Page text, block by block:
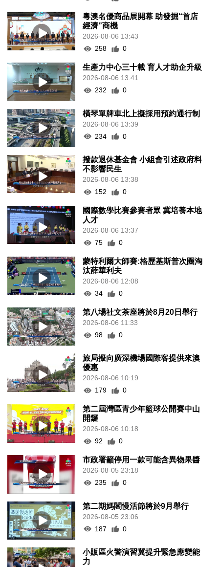
粵澳名優商品展開幕 助發掘“首店
經濟”商機
2026-08-06 13:43
258
0
生產力中心三十載 育人才助企升級
2026-08-06 13:41
232
0
橫琴單牌車北上擬採用預約通行制
2026-08-06 13:39
234
0
撥款退休基金會 小組會引述政府料
不影響民生
2026-08-06 13:38
152
0
國際數學比賽參賽者眾 冀培養本地
人才
2026-08-06 13:37
75
0
蒙特利爾大師賽:格歷基斯普次圈淘
汰薛華利夫
2026-08-06 12:08
34
0
第八場社文茶座將於8月20日舉行
2026-08-06 11:33
98
0
旅局擬向廣深機場國際客提供來澳
優惠
2026-08-06 10:19
179
0
第二屆灣區青少年籃球公開賽中山
開鑼
2026-08-06 10:18
92
0
市政署籲停用一款可能含異物果醬
2026-08-05 23:18
235
0
第二期媽閣慢活節將於9月舉行
2026-08-05 23:06
187
0
小販區火警演習冀提升緊急應變能
力